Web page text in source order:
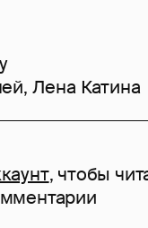
, Лена Катина
, чтобы